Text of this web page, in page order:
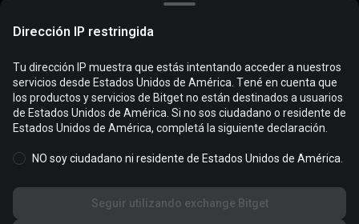
Las cookies se utilizan para optimizar y personalizar tu
experiencia en el sitio web. Gestioná tus preferencias de cookies y
revisá laPolítica de cookies.
Aceptar todas las cookies
Rechazar todas
Dirección IP restringida
Tu dirección IP muestra que estás intentando acceder a nuestros
servicios desde Estados Unidos de América. Tené en cuenta que
los productos y servicios de Bitget no están destinados a usuarios
de Estados Unidos de América. Si no sos ciudadano o residente de
Estados Unidos de América, completá la siguiente declaración.
NO soy ciudadano ni residente de Estados Unidos de América.
Seguir utilizando exchange Bitget